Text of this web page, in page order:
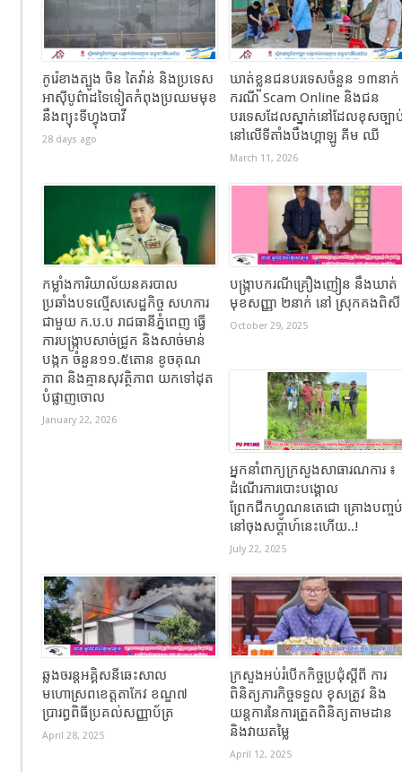
កូរ៉េខាងត្បូង ចិន តៃវ៉ាន់ និងប្រទេស
អាស៊ីបូព៌ាដទៃទៀតកំពុងប្រឈមមុខ
នឹងព្យុះទីហ្វុងបាវី
28 days ago
ឃាត់ខ្លួនជនបរទេសចំនួន ១៣នាក់
ករណី Scam Online និងជន
បរទេសដែលស្នាក់នៅដែលខុសច្បា
នៅលើទីតាំងបឹងហ្គាឡូ គីម ឈី
March 11, 2026
កម្លាំងការិយាល័យនគរបាល
ប្រឆាំងបទល្មើសសេដ្ឋកិច្ច សហការ
ជាមួយ ក.ប.ប រាជធានីភ្នំពេញ ធ្វើ
ការបង្ក្រាបសាច់ជ្រូក និងសាច់មាន់
បង្កក ចំនួន១១.៥តោន ខូចគុណ
ភាព និងគ្មានសុវត្ថិភាព យកទៅដុត
បំផ្លាញចោល
January 22, 2026
បង្ក្រាបករណីគ្រឿងញៀន នឹងឃាត់
មុខសញ្ញា ២នាក់ នៅ ស្រុកគងពិ
October 29, 2025
អ្នកនាំពាក្យក្រសួងសាធារណការ ៖
ដំណើរការបោះបង្គោល
ព្រែកជីកហ្វូណនតេជោ គ្រោងបញ្ចប់
នៅចុងសប្តាហ៍នេះហើយ..!
July 22, 2025
ឆ្លងចរន្តអគ្គិសនីឆេះសាល
មហោស្រពខេត្តតាកែវ ខណ្ឌ៧
ប្រារព្ធពិធីប្រគល់សញ្ញាប័ត្រ
April 28, 2025
ក្រសួងអប់រំបើកកិច្ចប្រជុំស្តីពី ការ
ពិនិត្យភារកិច្ចទទួល ខុសត្រូវ និង
យន្តការនៃការត្រួតពិនិត្យតាមដាន
និងវាយតម្លៃ
April 12, 2025